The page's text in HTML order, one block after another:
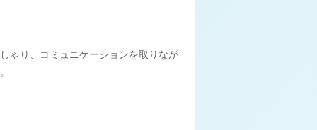
ゃり、コミュニケーションを取りなが